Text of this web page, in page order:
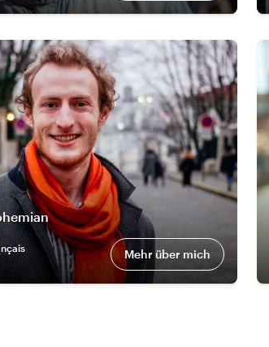
Mehr über mich